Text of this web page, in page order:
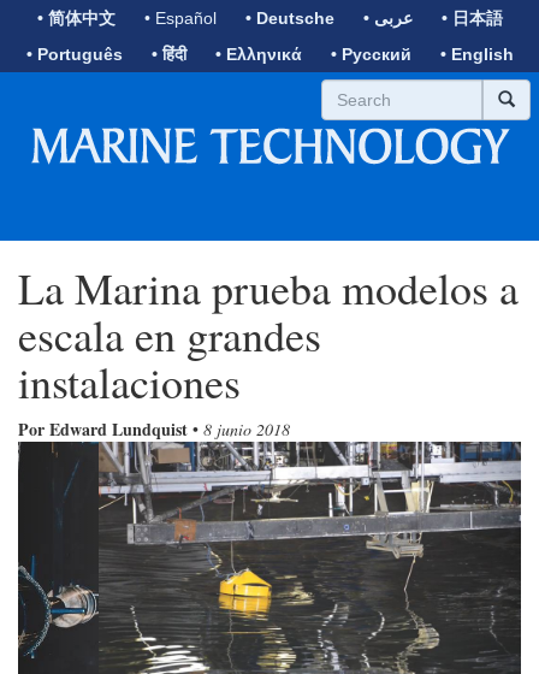
• 简体中文 • Español • Deutsche • عربى
• 日本語
• Português
• हिंदी • Ελληνικά • Русский • English
La Marina prueba modelos a
escala en grandes
instalaciones
Por Edward Lundquist • 8 junio 2018
Previous Next